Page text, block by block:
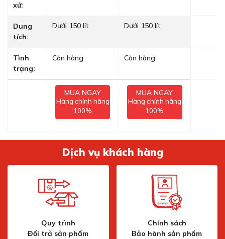
xứ:
Dung
tích:
Dưới 150 lít Dưới 150 lít
Tình
trạng:
Còn hàng Còn hàng
MUA NGAY
Hàng chính hãng
100%
MUA NGAY
Hàng chính hãng
100%
Dịch vụ khách hàng
Quy trình
Đổi trả sản phẩm
Chính sách
Bảo hành sản phẩm